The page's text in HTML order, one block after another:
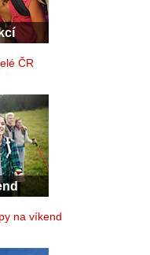
ČR
na víkend